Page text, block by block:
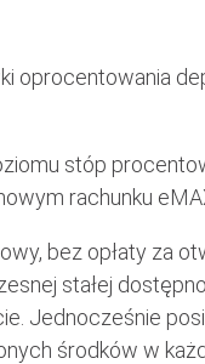
oprocentowania
stóp
rachunku
bez opłaty za
stałej
Jednocześnie
środków w